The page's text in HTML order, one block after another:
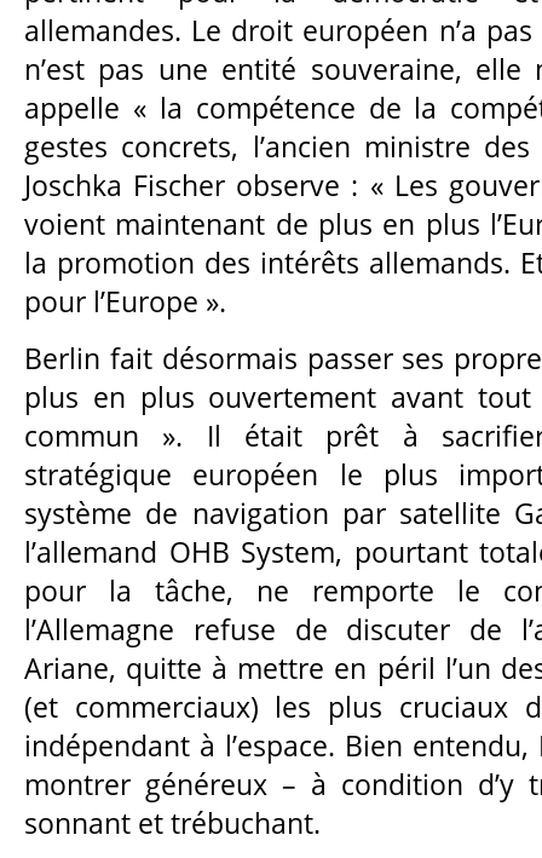
allemandes. Le droit européen n’a pas
n’est pas une entité souveraine, elle
appelle « la compétence de la
gestes concrets, l’ancien ministre
Joschka Fischer observe : « Les
voient maintenant de plus en plus
la promotion des intérêts allemands.
pour l’Europe ».
Berlin fait désormais passer ses
plus en plus ouvertement avant
commun ». Il était prêt à
stratégique européen le plus
système de navigation par satellite
l’allemand OHB System, pourtant
pour la tâche, ne remporte le
l’Allemagne refuse de discuter de
Ariane, quitte à mettre en péril l’un
(et commerciaux) les plus cruciaux
indépendant à l’espace. Bien
montrer généreux – à condition d’y
sonnant et trébuchant.